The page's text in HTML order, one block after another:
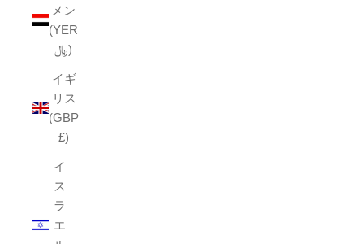
メン
(YER
﷼)
イギ
リス
(GBP
£)
イ
ス
ラ
エ